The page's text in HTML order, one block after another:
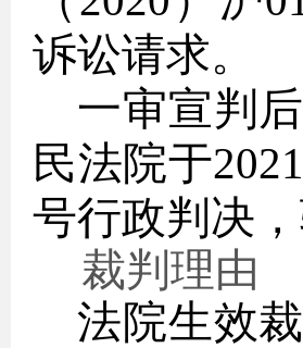
诉讼请求。
一审宣判
民法院于
号行政判决
裁判理由
法院生效